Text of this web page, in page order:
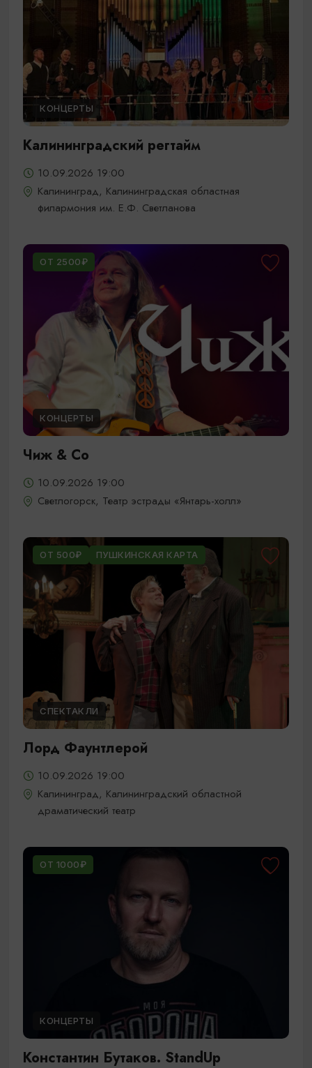
КОНЦЕРТЫ
Калининградский регтайм
10.09.2026 19:00
Калининград, Калининградская областная
филармония им. Е.Ф. Светланова
ОТ 2500₽
КОНЦЕРТЫ
Чиж & Cо
10.09.2026 19:00
Светлогорск, Театр эстрады «Янтарь-холл»
ОТ 500₽ ПУШКИНСКАЯ КАРТА
СПЕКТАКЛИ
Лорд Фаунтлерой
10.09.2026 19:00
Калининград, Калининградский областной
драматический театр
ОТ 1000₽
КОНЦЕРТЫ
Константин Бутаков. StandUp